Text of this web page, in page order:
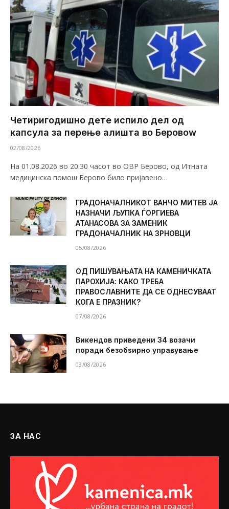
Четиригодишно дете испило дел од
капсула за перење алишта во Беровоw
02/08/2026
На 01.08.2026 во 20:30 часот во ОВР Берово, од Итната
медицинска помош Берово било пријавено…
ГРАДОНАЧАЛНИКОТ ВАНЧО МИТЕВ ЈА
НАЗНАЧИ ЉУПКА ЃОРГИЕВА
АТАНАСОВА ЗА ЗАМЕНИК
ГРАДОНАЧАЛНИК НА ЗРНОВЦИ
05/08/2026
ОД ПИШУВАЊАТА НА КАМЕНИЧКАТА
ПАРОХИЈА: КАКО ТРЕБА
ПРАВОСЛАВНИТЕ ДА СЕ ОДНЕСУВААТ
КОГА Е ПРАЗНИК?
07/08/2026
Викендов приведени 34 возачи
поради безобѕирно управување
03/08/2026
ЗА НАС